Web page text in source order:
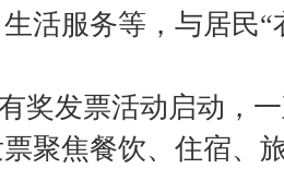
活服务等，与居民“
奖发票活动启动，
聚焦餐饮、住宿、